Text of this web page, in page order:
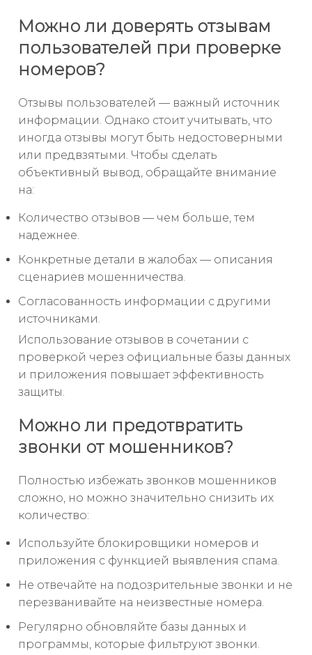
Можно ли доверять отзывам
пользователей при проверке
номеров?
Отзывы пользователей — важный источник
информации. Однако стоит учитывать, что
иногда отзывы могут быть недостоверными
или предвзятыми. Чтобы сделать
объективный вывод, обращайте внимание
на:
Количество отзывов — чем больше, тем
надежнее.
Конкретные детали в жалобах — описания
сценариев мошенничества.
Согласованность информации с другими
источниками.
Использование отзывов в сочетании с
проверкой через официальные базы данных
и приложения повышает эффективность
защиты.
Можно ли предотвратить
звонки от мошенников?
Полностью избежать звонков мошенников
сложно, но можно значительно снизить их
количество:
Используйте блокировщики номеров и
приложения с функцией выявления спама.
Не отвечайте на подозрительные звонки и не
перезванивайте на неизвестные номера.
Регулярно обновляйте базы данных и
программы, которые фильтруют звонки.